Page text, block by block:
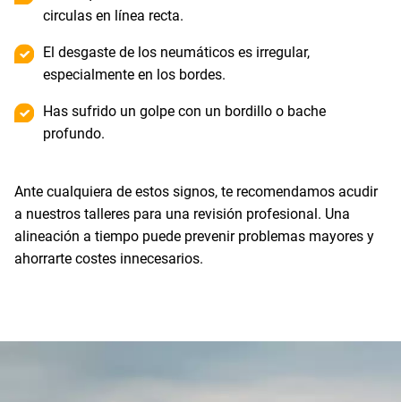
circulas en línea recta.
El desgaste de los neumáticos es irregular,
especialmente en los bordes.
Has sufrido un golpe con un bordillo o bache
profundo.
Ante cualquiera de estos signos, te recomendamos acudir
a nuestros talleres para una revisión profesional. Una
alineación a tiempo puede prevenir problemas mayores y
ahorrarte costes innecesarios.